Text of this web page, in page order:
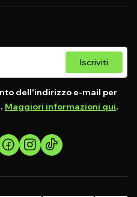
Iscriviti
dell'indirizzo e-mail per
Maggiori informazioni qui.